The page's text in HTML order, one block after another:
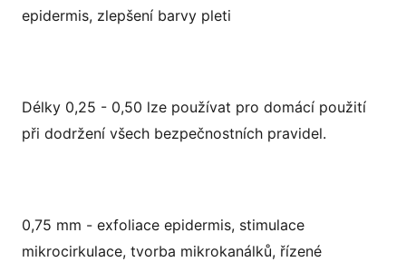
epidermis, zlepšení barvy pleti
Délky 0,25 - 0,50 lze používat pro domácí použití
při dodržení všech bezpečnostních pravidel.
0,75 mm - exfoliace epidermis, stimulace
mikrocirkulace, tvorba mikrokanálků, řízené